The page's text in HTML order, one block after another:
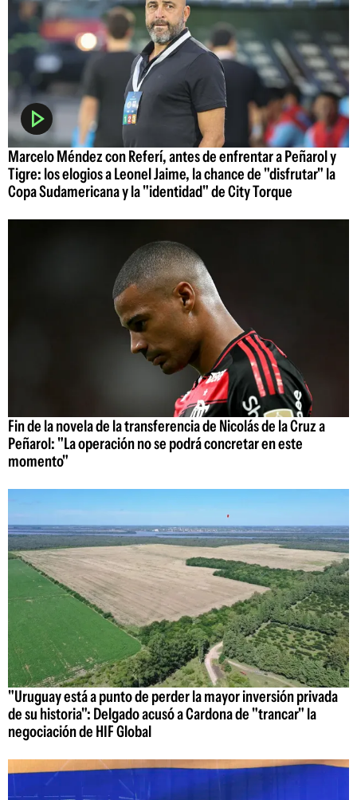
Marcelo Méndez con Referí, antes de enfrentar a Peñarol y
Tigre: los elogios a Leonel Jaime, la chance de "disfrutar" la
Copa Sudamericana y la "identidad" de City Torque
Fin de la novela de la transferencia de Nicolás de la Cruz a
Peñarol: "La operación no se podrá concretar en este
momento"
"Uruguay está a punto de perder la mayor inversión privada
de su historia": Delgado acusó a Cardona de "trancar" la
negociación de HIF Global